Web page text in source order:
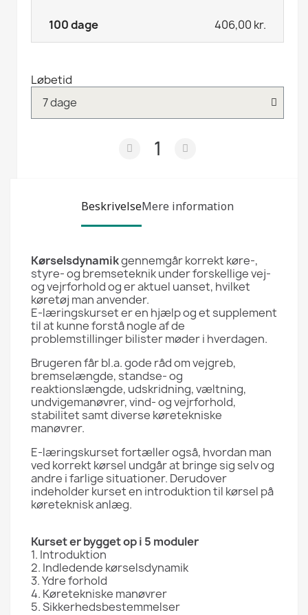
406,00 kr.
Løbetid
BeskrivelseMere information
Kørselsdynamikgennemgår korrekt køre-,
styre- og bremseteknik under forskellige vej-
og vejrforhold og er aktuel uanset, hvilket
køretøj man anvender.
E-læringskurset er en hjælp og et supplement
til at kunne forstå nogle af de
problemstillinger bilister møder i hverdagen.
Brugeren får bl.a. gode råd om vejgreb,
bremselængde, standse- og
reaktionslængde, udskridning, væltning,
undvigemanøvrer, vind- og vejrforhold,
stabilitet samt diverse køretekniske
manøvrer.
E-læringskurset fortæller også, hvordan man
ved korrekt kørsel undgår at bringe sig selv og
andre i farlige situationer. Derudover
indeholder kurset en introduktion til kørsel på
køreteknisk anlæg.
Kurset er bygget op i 5 moduler
1. Introduktion
2. Indledende kørselsdynamik
3. Ydre forhold
4. Køretekniske manøvrer
5. Sikkerhedsbestemmelser